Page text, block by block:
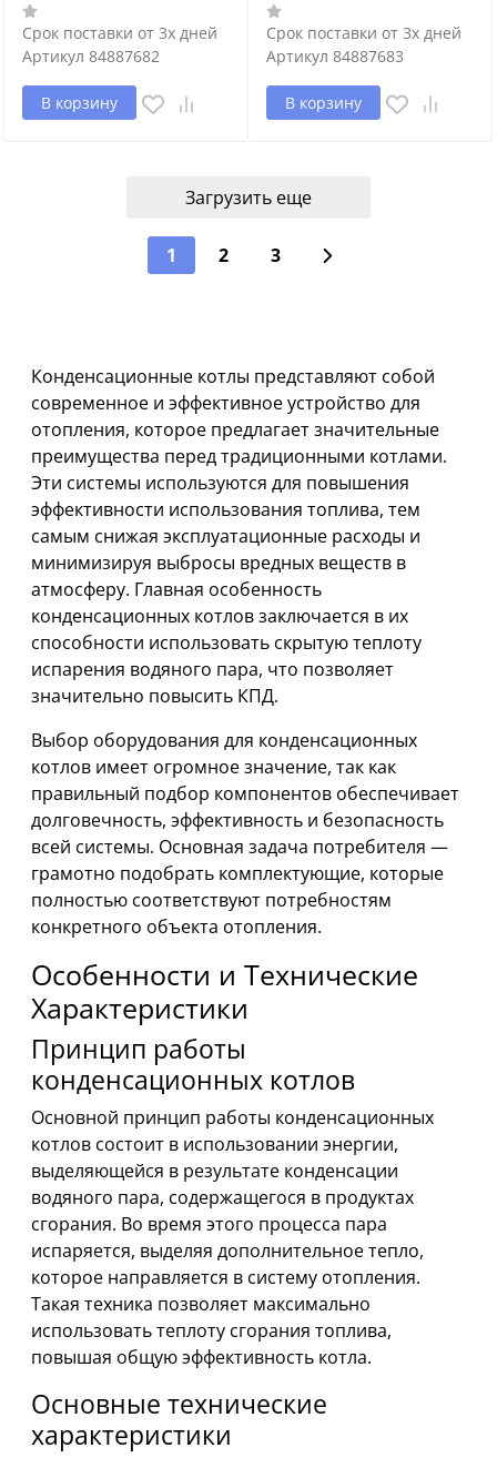
Срок поставки от 3х дней
Артикул 84887682
В корзину
Срок поставки от 3х дней
Артикул 84887683
В корзину
Загрузить еще
1 2 3
Конденсационные котлы представляют собой
современное и эффективное устройство для
отопления, которое предлагает значительные
преимущества перед традиционными котлами.
Эти системы используются для повышения
эффективности использования топлива, тем
самым снижая эксплуатационные расходы и
минимизируя выбросы вредных веществ в
атмосферу. Главная особенность
конденсационных котлов заключается в их
способности использовать скрытую теплоту
испарения водяного пара, что позволяет
значительно повысить КПД.
Выбор оборудования для конденсационных
котлов имеет огромное значение, так как
правильный подбор компонентов обеспечивает
долговечность, эффективность и безопасность
всей системы. Основная задача потребителя —
грамотно подобрать комплектующие, которые
полностью соответствуют потребностям
конкретного объекта отопления.
Особенности и Технические
Характеристики
Принцип работы
конденсационных котлов
Основной принцип работы конденсационных
котлов состоит в использовании энергии,
выделяющейся в результате конденсации
водяного пара, содержащегося в продуктах
сгорания. Во время этого процесса пара
испаряется, выделяя дополнительное тепло,
которое направляется в систему отопления.
Такая техника позволяет максимально
использовать теплоту сгорания топлива,
повышая общую эффективность котла.
Основные технические
характеристики